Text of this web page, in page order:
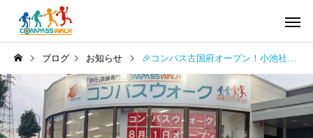
ブログ お知らせ 🎉コンパス古国府オープン！小池社長が駆けつけてくださいました